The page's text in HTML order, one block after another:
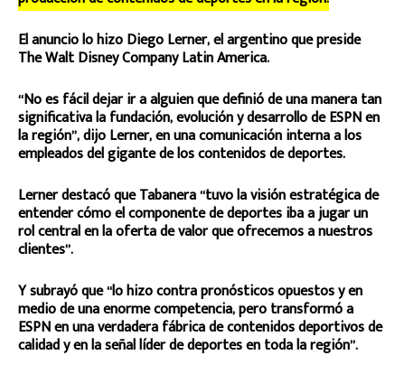
El anuncio lo hizo Diego Lerner, el argentino que preside
The Walt Disney Company Latin America.
“No es fácil dejar ir a alguien que definió de una manera tan
significativa la fundación, evolución y desarrollo de ESPN en
la región”, dijo Lerner, en una comunicación interna a los
empleados del gigante de los contenidos de deportes.
Lerner destacó que Tabanera “tuvo la visión estratégica de
entender cómo el componente de deportes iba a jugar un
rol central en la oferta de valor que ofrecemos a nuestros
clientes”.
Y subrayó que “lo hizo contra pronósticos opuestos y en
medio de una enorme competencia, pero transformó a
ESPN en una verdadera fábrica de contenidos deportivos de
calidad y en la señal líder de deportes en toda la región”.